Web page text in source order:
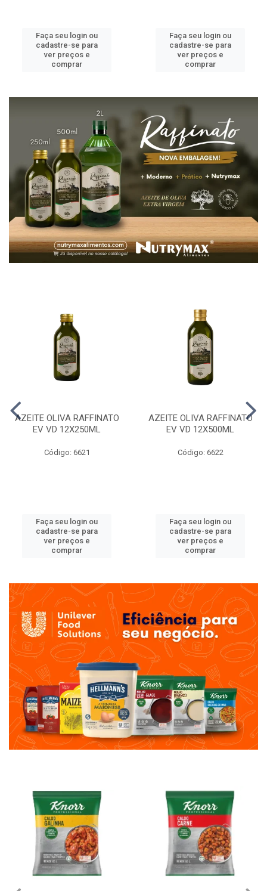
Faça seu login ou
cadastre-se para
ver preços e
comprar
Faça seu login ou
cadastre-se para
ver preços e
comprar
AZEITE OLIVA RAFFINATO
EV VD 12X250ML
Código: 6621
Faça seu login ou
cadastre-se para
ver preços e
comprar
AZEITE OLIVA RAFFINATO
EV VD 12X500ML
Código: 6622
Faça seu login ou
cadastre-se para
ver preços e
comprar